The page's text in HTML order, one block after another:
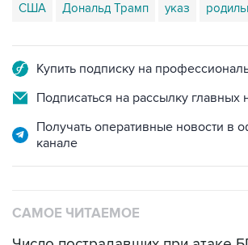
США Дональд Трамп указ
Купить подписку на
Подписаться на рассылку главных
Получать оперативные новости в
канале
САМОЕ ЧИТАЕМОЕ